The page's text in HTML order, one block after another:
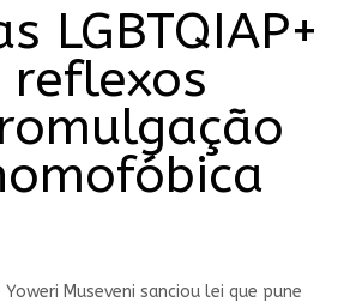
LGBTQIAP+
Museveni sanciou lei que pune